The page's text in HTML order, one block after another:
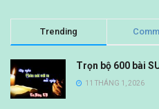
Trending
Trọn bộ 600 bài
11 THÁNG 1, 2026